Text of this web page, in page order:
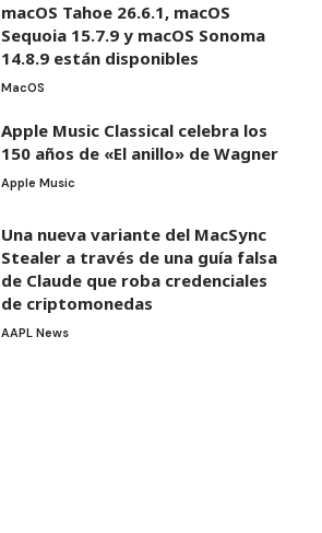
macOS Tahoe 26.6.1, macOS
Sequoia 15.7.9 y macOS Sonoma
14.8.9 están disponibles
MacOS
Apple Music Classical celebra los
150 años de «El anillo» de Wagner
Apple Music
Una nueva variante del MacSync
Stealer a través de una guía falsa
de Claude que roba credenciales
de criptomonedas
AAPL News